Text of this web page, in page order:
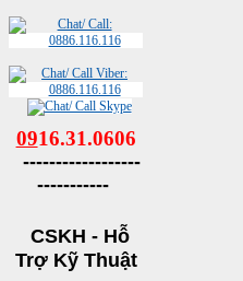
0916.31.0606
------------------
-----------
CSKH - Hỗ
Trợ Kỹ Thuật